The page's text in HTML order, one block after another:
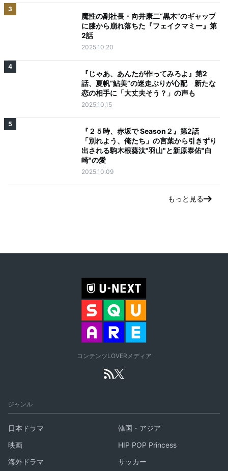
3
魔性の副社長・向井康二“黒木”のギャップ
に膝から崩れ落ちた『フェイクマミー』第
2話
2025.10.20
4
『じゃあ、あんたが作ってみろよ』第2
話、夏帆“鮎美”の迷走ぶりが心配 新たな
恋の相手に「大丈夫そう？」の声も
2025.10.15
5
『２５時、赤坂で Season２』第2話
「別れよう、俺たち」の言葉から引きずり
出される駒木根葵汰"羽山"と新原泰佑"白
崎"の愛
2025.10.09
もっと見る
コンテンツLOVERメディア
ジャンル
日本ドラマ
韓国・アジア
映画
HIP POP Princess
海外ドラマ
サッカー